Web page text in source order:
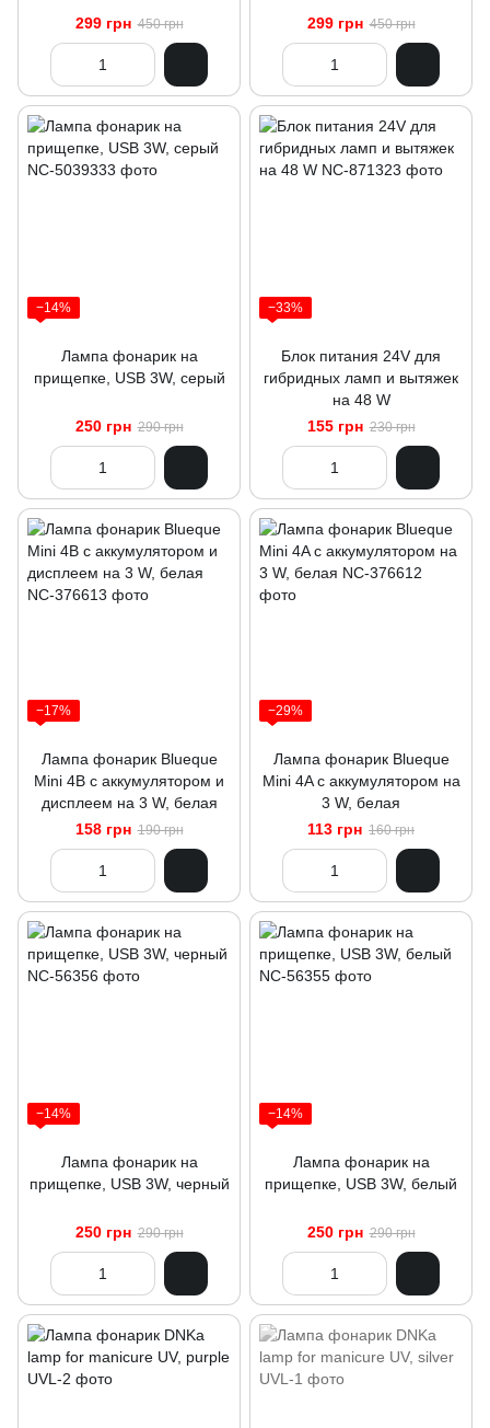
299 грн 450 грн 299 грн 450 грн
−14%
Лампа фонарик на
прищепке, USB 3W, серый
250 грн 290 грн
−33%
Блок питания 24V для
гибридных ламп и вытяжек
на 48 W
155 грн 230 грн
−17%
Лампа фонарик Blueque
Mini 4В с аккумулятором и
дисплеем на 3 W, белая
158 грн 190 грн
−29%
Лампа фонарик Blueque
Mini 4A с аккумулятором на
3 W, белая
113 грн 160 грн
−14%
Лампа фонарик на
прищепке, USB 3W, черный
250 грн 290 грн
−14%
Лампа фонарик на
прищепке, USB 3W, белый
250 грн 290 грн